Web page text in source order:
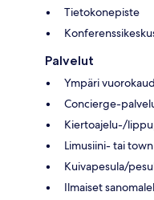
Tietokonepiste
Palvelut
Ympäri
Concierge-
Kiertoajelu-/
Limusiini- tai
Kuivapesula/
Ilmaiset